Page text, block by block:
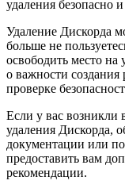
удаления безопасно
Удаление Дискорда
больше не
освободить место на
о важности
проверке
Если у вас возникли
удаления Дискорда,
документации или
предоставить вам
рекомендации.